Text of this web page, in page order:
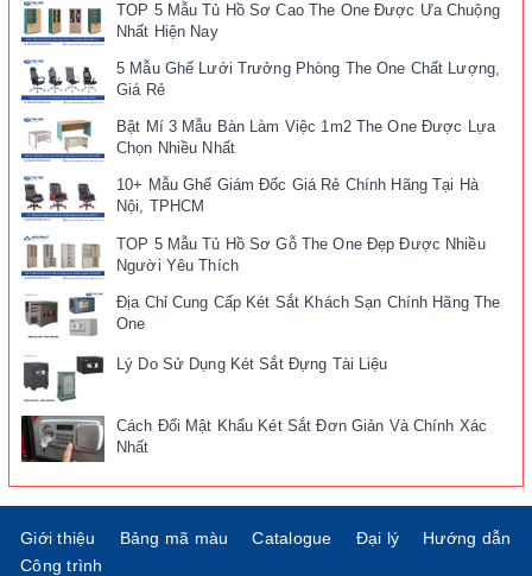
TOP 5 Mẫu Tủ Hồ Sơ Cao The One Được Ưa Chuộng
Nhất Hiện Nay
5 Mẫu Ghế Lưới Trưởng Phòng The One Chất Lượng,
Giá Rẻ
Bật Mí 3 Mẫu Bàn Làm Việc 1m2 The One Được Lựa
Chọn Nhiều Nhất
10+ Mẫu Ghế Giám Đốc Giá Rẻ Chính Hãng Tại Hà
Nội, TPHCM
TOP 5 Mẫu Tủ Hồ Sơ Gỗ The One Đẹp Được Nhiều
Người Yêu Thích
Địa Chỉ Cung Cấp Két Sắt Khách Sạn Chính Hãng The
One
Lý Do Sử Dụng Két Sắt Đựng Tài Liệu
Cách Đổi Mật Khẩu Két Sắt Đơn Giản Và Chính Xác
Nhất
Giới thiệu Bảng mã màu Catalogue Đại lý
Hướng dẫn
Công trình